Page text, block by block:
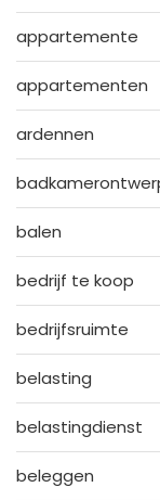
appartemente
appartementen
ardennen
balen
bedrijf te koop
bedrijfsruimte
belasting
belastingdienst
beleggen